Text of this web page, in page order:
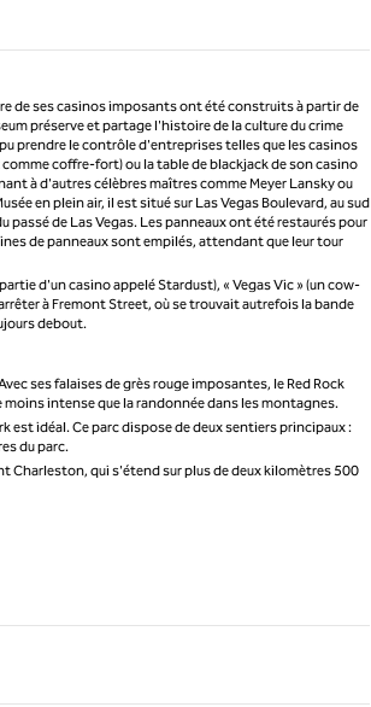
de ses casinos imposants ont été construits à partir de
préserve et partage l'histoire de la culture du crime
prendre le contrôle d'entreprises telles que les casinos
coffre-fort) ou la table de blackjack de son casino
à d'autres célèbres maîtres comme Meyer Lansky ou
en plein air, il est situé sur Las Vegas Boulevard, au sud
de Las Vegas. Les panneaux ont été restaurés pour
de panneaux sont empilés, attendant que leur tour
d'un casino appelé Stardust), « Vegas Vic » (un cow-
à Fremont Street, où se trouvait autrefois la bande
debout.
ses falaises de grès rouge imposantes, le Red Rock
intense que la randonnée dans les montagnes.
est idéal. Ce parc dispose de deux sentiers principaux :
du parc.
Charleston, qui s'étend sur plus de deux kilomètres 500